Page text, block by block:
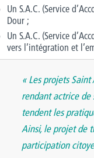
Un S.A.C. (Service
Dour ;
Un S.A.C. (Service
vers l’intégration et
«Les projets
rendant actrice de
tendent les
Ainsi, le projet de
participation